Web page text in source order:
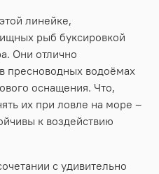
линейке,
рыб буксировкой
Они отлично
пресноводных водоёмах
оснащения. Что,
их при ловле на море –
к воздействию
с удивительно